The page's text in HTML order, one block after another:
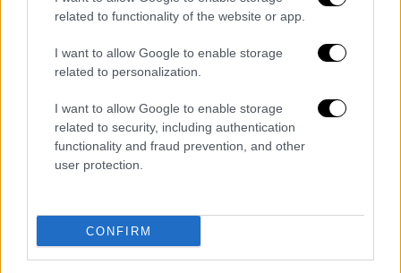
related to functionality of the website or app.
I want to allow Google to enable storage
related to personalization.
I want to allow Google to enable storage
related to security, including authentication
functionality and fraud prevention, and other
user protection.
CONFIRM
ξενοδοχείο»: Τι λέει ο τουρίστας που
πήρε αποζημίωση επειδή δεν έβρισκε
ξαπλώστρα στην Κω
Η Κως έγινε φέτος η αφορμή να
δημιουργηθεί ένα πρωτοφανές δικαστικό
προηγούμενο... για τις πετσέτες στις
ξαπλώστρες